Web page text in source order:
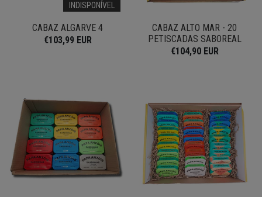
INDISPONÍVEL
CABAZ ALGARVE 4
€103,99 EUR
CABAZ ALTO MAR - 20
PETISCADAS SABOREAL
€104,90 EUR